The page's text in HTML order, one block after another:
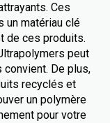
Ces
matériau clé
de ces produits.
peut
De plus,
recyclés et
un polymère
pour votre